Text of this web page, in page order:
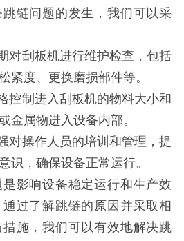
链问题的发生，我们可以采
对刮板机进行维护检查，包括
紧度、更换磨损部件等。
控制进入刮板机的物料大小和
金属物进入设备内部。
对操作人员的培训和管理，提
识，确保设备正常运行。
影响设备稳定运行和生产效
过了解跳链的原因并采取相
施，我们可以有效地解决跳